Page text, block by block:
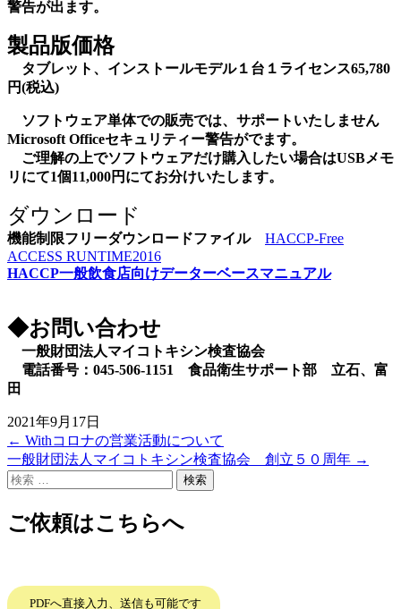
警告が出ます。
製品版価格
タブレット、インストールモデル１台１ライセンス65,780
円(税込)
ソフトウェア単体での販売では、サポートいたしません
Microsoft Officeセキュリティー警告がでます。
ご理解の上でソフトウェアだけ購入したい場合はUSBメモ
リにて1個11,000円にてお分けいたします。
ダウンロード
機能制限フリーダウンロードファイル HACCP-Free
ACCESS RUNTIME2016
HACCP一般飲食店向けデーターベースマニュアル
◆お問い合わせ
一般財団法人マイコトキシン検査協会
電話番号：045-506-1151 食品衛生サポート部 立石、富
田
2021年9月17日
投
稿
ビ
ー
← Withコロナの営業活動について
一般財団法人マイコトキシン検査協会 創立５０周年 →
検
ご依頼はこちらへ
PDFへ直接入力、送信も可能です